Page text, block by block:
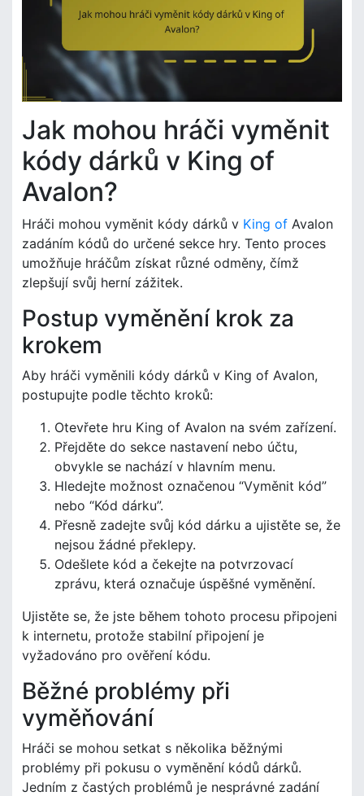
Jak mohou hráči vyměnit
kódy dárků v King of
Avalon?
Hráči mohou vyměnit kódy dárků v King of Avalon
zadáním kódů do určené sekce hry. Tento proces
umožňuje hráčům získat různé odměny, čímž
zlepšují svůj herní zážitek.
Postup vyměnění krok za
krokem
Aby hráči vyměnili kódy dárků v King of Avalon,
postupujte podle těchto kroků:
Otevřete hru King of Avalon na svém zařízení.
Přejděte do sekce nastavení nebo účtu,
obvykle se nachází v hlavním menu.
Hledejte možnost označenou “Vyměnit kód”
nebo “Kód dárku”.
Přesně zadejte svůj kód dárku a ujistěte se, že
nejsou žádné překlepy.
Odešlete kód a čekejte na potvrzovací
zprávu, která označuje úspěšné vyměnění.
Ujistěte se, že jste během tohoto procesu připojeni
k internetu, protože stabilní připojení je
vyžadováno pro ověření kódu.
Běžné problémy při
vyměňování
Hráči se mohou setkat s několika běžnými
problémy při pokusu o vyměnění kódů dárků.
Jedním z častých problémů je nesprávné zadání